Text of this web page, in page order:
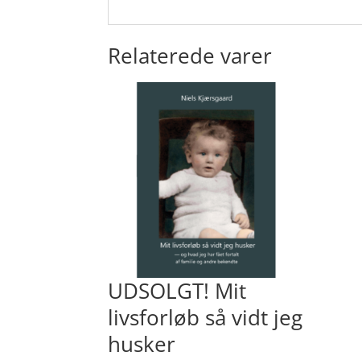
Relaterede varer
UDSOLGT! Mit
livsforløb så vidt jeg
husker